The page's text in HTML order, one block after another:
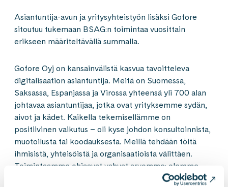
Asiantuntija-avun ja yritysyhteistyön lisäksi Gofore
sitoutuu tukemaan BSAG:n toimintaa vuosittain
erikseen määriteltävällä summalla.
Gofore Oyj on kansainvälistä kasvua tavoitteleva
digitalisaation asiantuntija. Meitä on Suomessa,
Saksassa, Espanjassa ja Virossa yhteensä yli 700 alan
johtavaa asiantuntijaa, jotka ovat yrityksemme sydän,
aivot ja kädet. Kaikella tekemisellämme on
positiivinen vaikutus – oli kyse johdon konsultoinnista,
muotoilusta tai koodauksesta. Meillä tehdään töitä
ihmisistä, yhteisöistä ja organisaatioista välittäen.
Toimintaamme ohjaavat vahvat arvomme: olemme
jokaiselle hyvä työpaikka ja elämme asiakkaidemme